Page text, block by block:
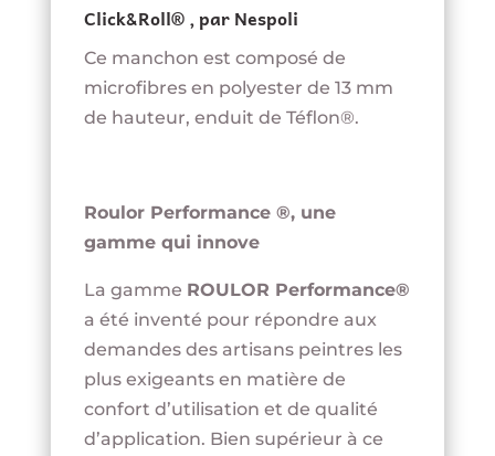
Click&Roll® , par Nespoli
Ce manchon est composé de
microfibres en polyester de 13 mm
de hauteur, enduit de Téflon®.
Roulor Performance ®, une
gamme qui innove
La gamme ROULOR Performance®
a été inventé pour répondre aux
demandes des artisans peintres les
plus exigeants en matière de
confort d’utilisation et de qualité
d’application. Bien supérieur à ce